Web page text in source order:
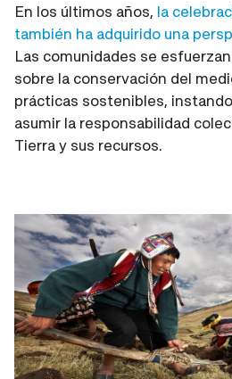
En los últimos años, la
también ha adquirido una
Las comunidades se
sobre la conservación del
prácticas sostenibles,
asumir la responsabilidad
Tierra y sus recursos.